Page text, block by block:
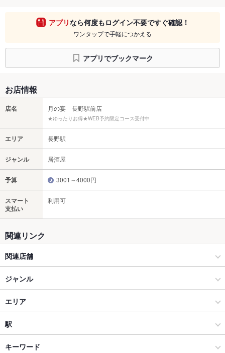
アプリなら何度もログイン不要ですぐ確認！
ワンタップで手軽につかえる
アプリでブックマーク
お店情報
店名 月の宴 長野駅前店
★ゆったりお得★WEB予約限定コース受付中
エリア 長野駅
ジャンル 居酒屋
予算 3001～4000円
スマート
支払い
利用可
関連リンク
関連店舗
月の宴
ジャンル
居酒屋
創作
和風
エリア
長野駅
長野駅 × 居酒屋
駅
権堂駅
キーワード